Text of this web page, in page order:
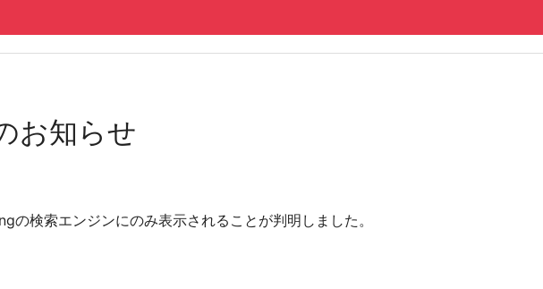
お知らせ
検索エンジンにのみ表示されることが判明しました。